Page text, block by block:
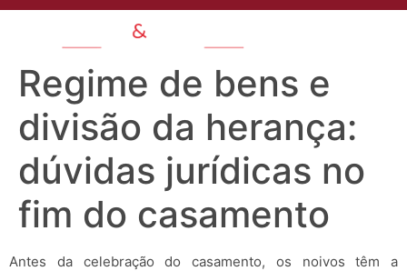
Regime de bens e
divisão da herança:
dúvidas jurídicas no
fim do casamento
Antes da celebração do casamento, os noivos têm a